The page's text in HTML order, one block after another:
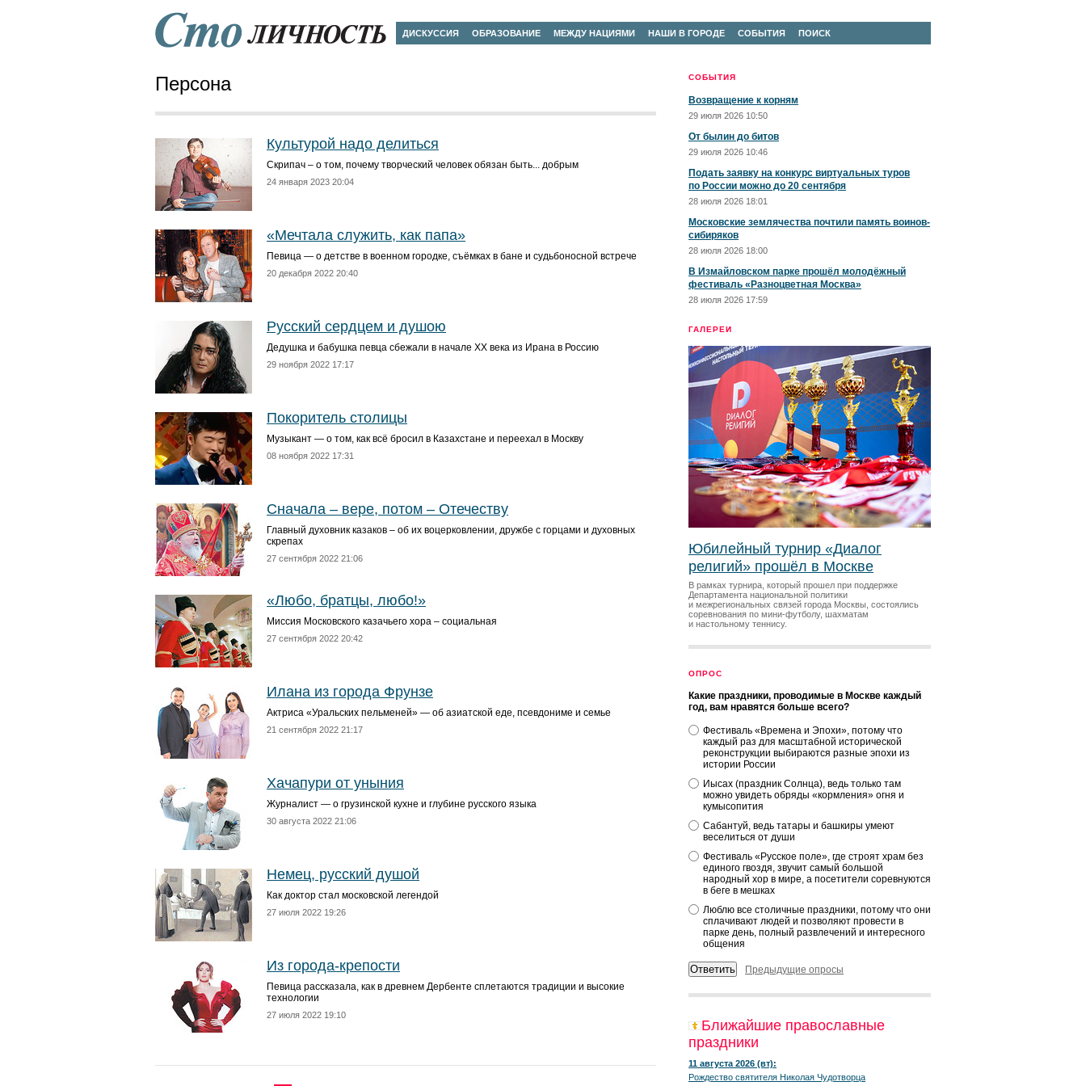
ДИСКУССИЯ ОБРАЗОВАНИЕ МЕЖДУ НАЦИЯМИ НАШИ В ГОРОДЕ СОБЫТИЯ ПОИСК
СОБЫТИЯ
Возвращение к корням
29 июля 2026 10:50
От былин до битов
29 июля 2026 10:46
Подать заявку на конкурс виртуальных туров
по России можно до 20 сентября
28 июля 2026 18:01
Московские землячества почтили память воинов-
сибиряков
28 июля 2026 18:00
В Измайловском парке прошёл молодёжный
фестиваль «Разноцветная Москва»
28 июля 2026 17:59
ГАЛЕРЕИ
Юбилейный турнир «Диалог
религий» прошёл в Москве
В рамках турнира, который прошел при поддержке
Департамента национальной политики
и межрегиональных связей города Москвы, состоялись
соревнования по мини-футболу, шахматам
и настольному теннису.
ОПРОС
Какие праздники, проводимые в Москве каждый
год, вам нравятся больше всего?
Фестиваль «Времена и Эпохи», потому что
каждый раз для масштабной исторической
реконструкции выбираются разные эпохи из
истории России
Иысах (праздник Солнца), ведь только там
можно увидеть обряды «кормления» огня и
кумысопития
Сабантуй, ведь татары и башкиры умеют
веселиться от души
Фестиваль «Русское поле», где строят храм без
единого гвоздя, звучит самый большой
народный хор в мире, а посетители соревнуются
в беге в мешках
Люблю все столичные праздники, потому что они
сплачивают людей и позволяют провести в
парке день, полный развлечений и интересного
общения
Предыдущие опросы
Ближайшие православные
праздники
11 августа 2026 (вт):
Рождество святителя Николая Чудотворца
Персона
Культурой надо делиться
Скрипач – о том, почему творческий человек обязан быть... добрым
24 января 2023 20:04
«Мечтала служить, как папа»
Певица — о детстве в военном городке, съёмках в бане и судьбоносной встрече
20 декабря 2022 20:40
Русский сердцем и душою
Дедушка и бабушка певца сбежали в начале ХХ века из Ирана в Россию
29 ноября 2022 17:17
Покоритель столицы
Музыкант — о том, как всё бросил в Казахстане и переехал в Москву
08 ноября 2022 17:31
Сначала – вере, потом – Отечеству
Главный духовник казаков – об их воцерковлении, дружбе с горцами и духовных
скрепах
27 сентября 2022 21:06
«Любо, братцы, любо!»
Миссия Московского казачьего хора – социальная
27 сентября 2022 20:42
Илана из города Фрунзе
Актриса «Уральских пельменей» — об азиатской еде, псевдониме и семье
21 сентября 2022 21:17
Хачапури от уныния
Журналист — о грузинской кухне и глубине русского языка
30 августа 2022 21:06
Немец, русский душой
Как доктор стал московской легендой
27 июля 2022 19:26
Из города-крепости
Певица рассказала, как в древнем Дербенте сплетаются традиции и высокие
технологии
27 июля 2022 19:10